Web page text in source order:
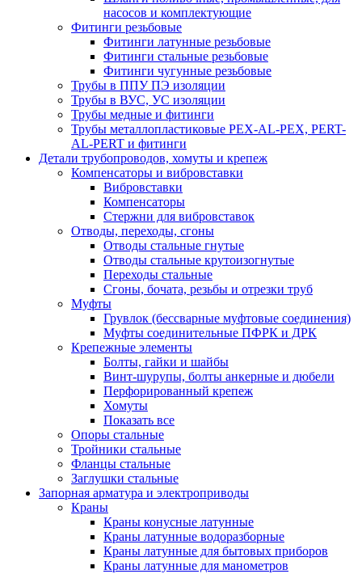
насосов и комплектующие
Фитинги резьбовые
Фитинги латунные резьбовые
Фитинги стальные резьбовые
Фитинги чугунные резьбовые
Трубы в ППУ ПЭ изоляции
Трубы в ВУС, УС изоляции
Трубы медные и фитинги
Трубы металлопластиковые PEX-AL-PEX, PERT-
AL-PERT и фитинги
Детали трубопроводов, хомуты и крепеж
Компенсаторы и вибровставки
Вибровставки
Компенсаторы
Стержни для вибровставок
Отводы, переходы, сгоны
Отводы стальные гнутые
Отводы стальные крутоизогнутые
Переходы стальные
Сгоны, бочата, резьбы и отрезки труб
Муфты
Грувлок (бессварные муфтовые соединения)
Муфты соединительные ПФРК и ДРК
Крепежные элементы
Болты, гайки и шайбы
Винт-шурупы, болты анкерные и дюбели
Перфорированный крепеж
Хомуты
Показать все
Опоры стальные
Тройники стальные
Фланцы стальные
Заглушки стальные
Запорная арматура и электроприводы
Краны
Краны конусные латунные
Краны латунные водоразборные
Краны латунные для бытовых приборов
Краны латунные для манометров